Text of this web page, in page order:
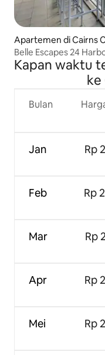
Apartemen di Cairns
Belle Escapes 24
Kapan waktu
ke
Bulan
Jan
Feb
Mar
Apr
Mei
Rp
Rp
Rp
Rp
Rp